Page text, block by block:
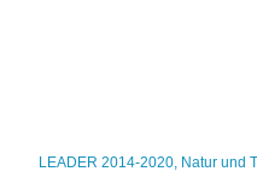
LEADER 2014-2020, Natur und